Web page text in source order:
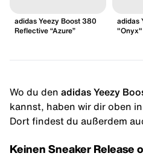
adidas Yeezy Boost 380
Reflective “Azure”
adidas
"Onyx"
Wo du den adidas Yeezy
kannst, haben wir dir oben
Dort findest du außerdem
Keinen Sneaker Release